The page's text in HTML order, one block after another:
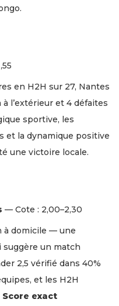
en H2H sur 27, Nantes
l’extérieur et 4 défaites
sportive, les
et la dynamique positive
une victoire locale.
— Cote : 2,00–2,30
à domicile — une
un match
2,5 vérifié dans 40%
et les H2H
Score exact